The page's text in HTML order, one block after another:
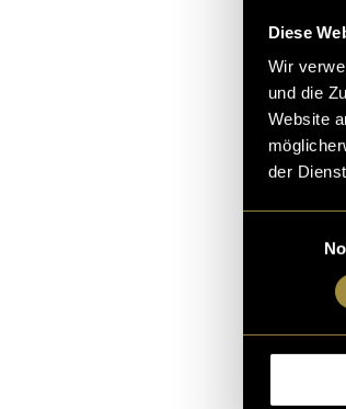
Diese
Wir
und die
Website
der